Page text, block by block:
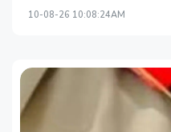
10-08-26 10:08:24AM